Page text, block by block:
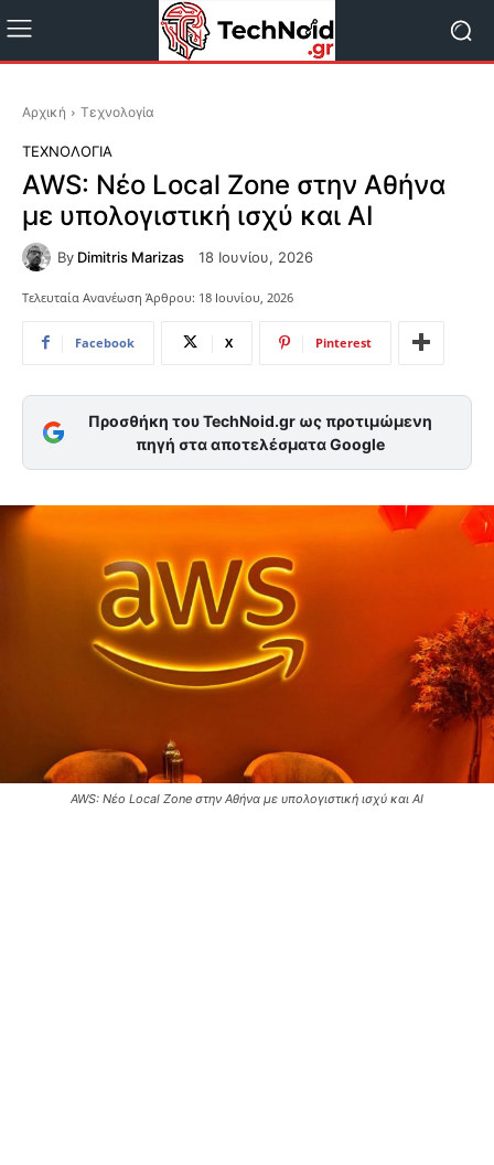
Αρχική Τεχνολογία
ΤΕΧΝΟΛΟΓΊΑ
AWS: Νέο Local Zone στην Αθήνα
με υπολογιστική ισχύ και AI
By Dimitris Marizas 18 Ιουνίου, 2026
Τελευταία Ανανέωση Άρθρου: 18 Ιουνίου, 2026
Facebook X Pinterest
Προσθήκη του TechNoid.gr ως προτιμώμενη
πηγή στα αποτελέσματα Google
AWS: Νέο Local Zone στην Αθήνα με υπολογιστική ισχύ και AI